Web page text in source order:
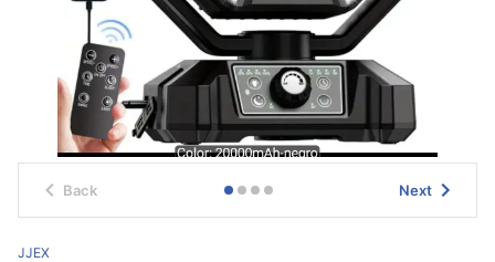
Back Next
JJEX